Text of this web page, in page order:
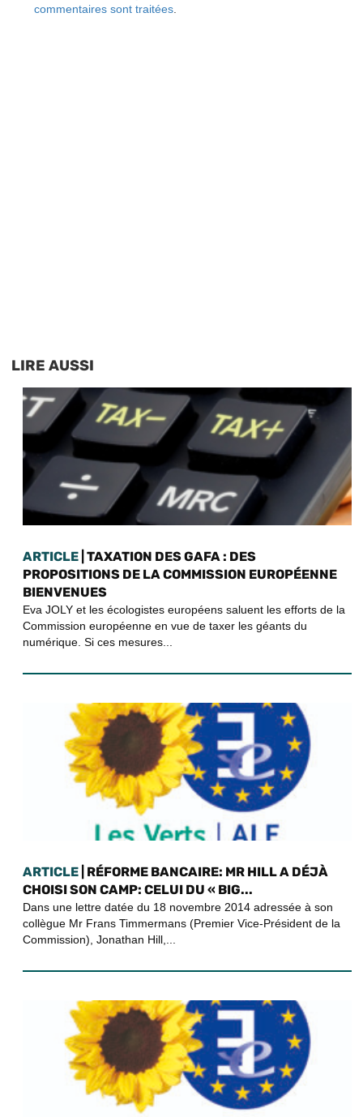
commentaires sont traitées
LIRE AUSSI
ARTICLE | TAXATION DES GAFA : DES
PROPOSITIONS DE LA COMMISSION EUROPÉENNE
BIENVENUES
Eva JOLY et les écologistes européens saluent les efforts de la
Commission européenne en vue de taxer les géants du
numérique. Si ces mesures...
ARTICLE | RÉFORME BANCAIRE: MR HILL A DÉJÀ
CHOISI SON CAMP: CELUI DU « BIG...
Dans une lettre datée du 18 novembre 2014 adressée à son
collègue Mr Frans Timmermans (Premier Vice-Président de la
Commission), Jonathan Hill,...